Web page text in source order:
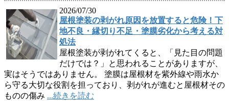
2026/07/30
屋根塗装の剥がれ原因を放置すると危険！下
地不良・縁切り不足・塗膜劣化から考える対
処法
屋根塗装が剥がれてくると、「見た目の問題
だけでは？」と思われることがありますが、
実はそうではありません。 塗膜は屋根材を紫外線や雨水か
ら守る大切な役割を担っており、剥がれが進むと屋根材その
ものの傷み ...続きを読む